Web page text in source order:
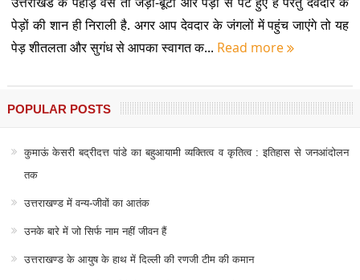
पेड़ों की शान ही निराली है. अगर आप देवदार के जंगलों में पहुंच जाएंगे तो यह
पेड़ शीतलता और सुगंध से आपका स्वागत क... Read more
POPULAR POSTS
कुमाऊं केसरी बद्रीदत्त पांडे का बहुआयामी व्यक्तित्व व कृतित्व : इतिहास से जनआंदोलन
तक
उत्तराखण्ड में वन्य-जीवों का आतंक
उनके बारे में जो सिर्फ नाम नहीं जीवन हैं
उत्तराखण्ड के आयुष के हाथ में दिल्ली की रणजी टीम की कमान